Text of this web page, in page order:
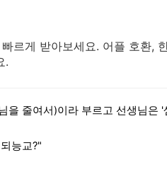
르게 받아보세요. 어플 호환,
.
을 줄여서)이라 부르고 선생님은 '
능교?"